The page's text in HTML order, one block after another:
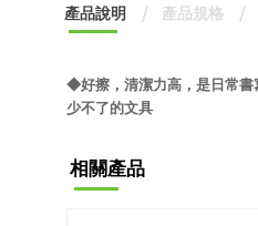
產品說明 產品規格
◆好擦，清潔力高，是日常書
少不了的文具
相關產品